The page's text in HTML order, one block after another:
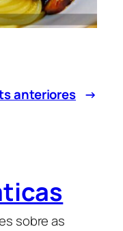
anteriores →
sobre as